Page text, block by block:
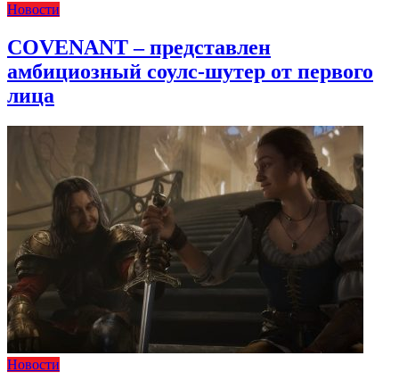
Новости
COVENANT – представлен
амбициозный соулс-шутер от первого
лица
Новости